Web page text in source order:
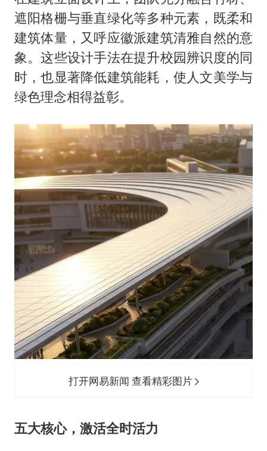
遮阳格栅与垂直绿化等多种元素，既柔和
建筑体量，又呼应徽派建筑清雅自然的意
象。这些设计手法在提升校园辨识度的同
时，也显著降低建筑能耗，使人文美学与
绿色理念相得益彰。
打开网易新闻 查看精彩图片
五大核心，激活全时活力